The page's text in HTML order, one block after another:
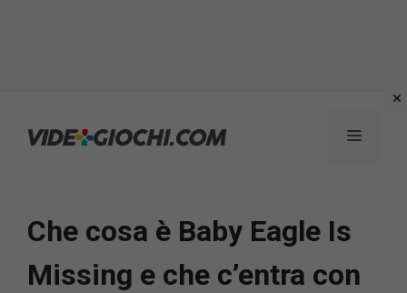
Menu
Che cosa è Baby Eagle Is
Missing e che c’entra con